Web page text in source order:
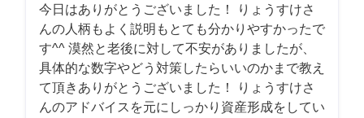
今日はありがとうございました！ りょうすけさ
んの人柄もよく説明もとても分かりやすかったで
す^^ 漠然と老後に対して不安がありましたが、
具体的な数字やどう対策したらいいのかまで教え
て頂きありがとうございました！ りょうすけさ
んのアドバイスを元にしっかり資産形成をしてい